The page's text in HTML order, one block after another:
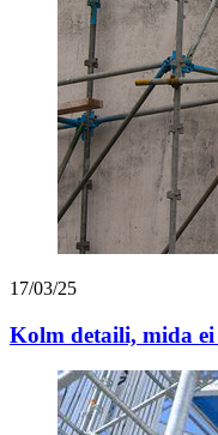
17/03/25
Kolm detaili, mida